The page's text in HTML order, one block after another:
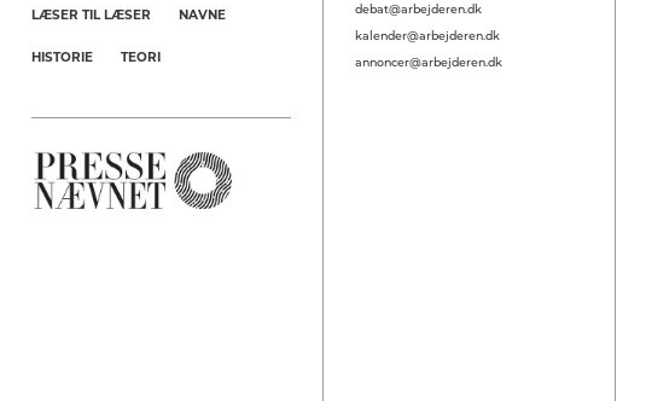
LÆSER TIL LÆSER NAVNE
HISTORIE TEORI
debat@arbejderen.dk
kalender@arbejderen.dk
annoncer@arbejderen.dk